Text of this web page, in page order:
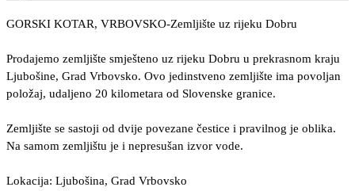
GORSKI KOTAR, VRBOVSKO-Zemljište uz rijeku Dobru
Prodajemo zemljište smješteno uz rijeku Dobru u prekrasnom kraju
Ljubošine, Grad Vrbovsko. Ovo jedinstveno zemljište ima povoljan
položaj, udaljeno 20 kilometara od Slovenske granice.
Zemljište se sastoji od dvije povezane čestice i pravilnog je oblika.
Na samom zemljištu je i nepresušan izvor vode.
Lokacija: Ljubošina, Grad Vrbovsko